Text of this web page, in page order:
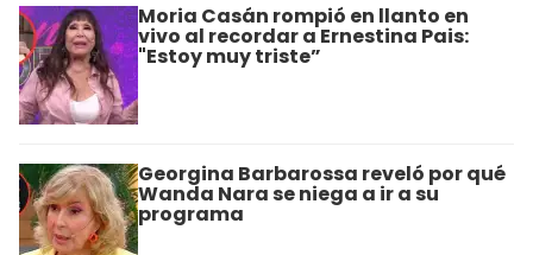
Moria Casán rompió en llanto en
vivo al recordar a Ernestina Pais:
"Estoy muy triste”
Georgina Barbarossa reveló por qué
Wanda Nara se niega a ir a su
programa